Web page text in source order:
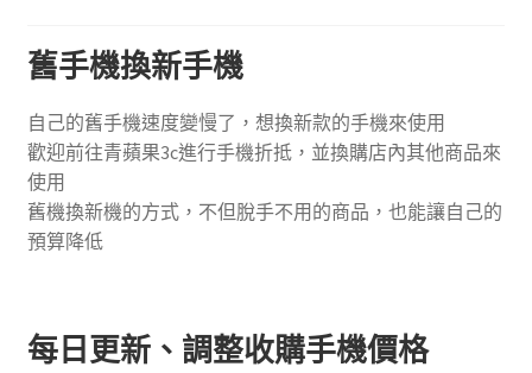
舊手機換新手機
自己的舊手機速度變慢了，想換新款的手機來使用
歡迎前往青蘋果3c進行手機折抵，並換購店內其他商品來
使用
舊機換新機的方式，不但脫手不用的商品，也能讓自己的
預算降低
每日更新、調整收購手機價格